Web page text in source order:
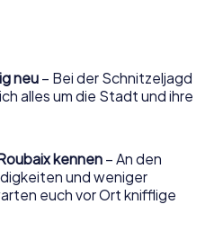
Gemeinsam startet
Schnitzeljagd in
reiche Geschichte und Kultur,
für eine spannende
durch die malerischen
beeindruckenden
neu – Bei der Schnitzeljagd
alles um die Stadt und ihre
kennen – An den
und weniger
euch vor Ort knifflige